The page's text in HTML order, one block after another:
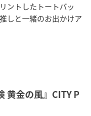
ントしたトートバッ
しと一緒のお出かけア
黄金の風』CITY P